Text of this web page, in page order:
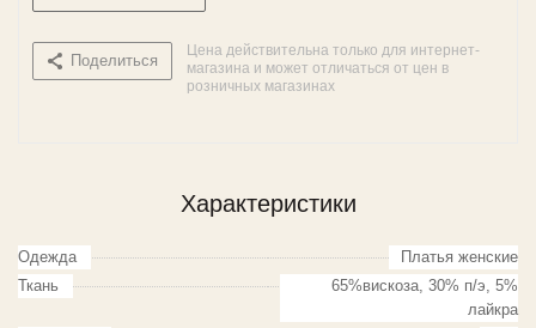
Поделиться
Цена действительна только для интернет-
магазина и может отличаться от цен в
розничных магазинах
Характеристики
Одежда
Платья женские
Ткань
65%вискоза, 30% п/э, 5%
лайкра